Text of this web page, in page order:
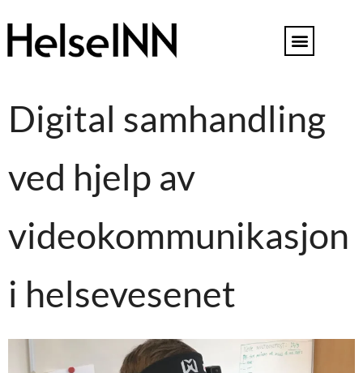
Digital samhandling
ved hjelp av
videokommunikasjon
i helsevesenet